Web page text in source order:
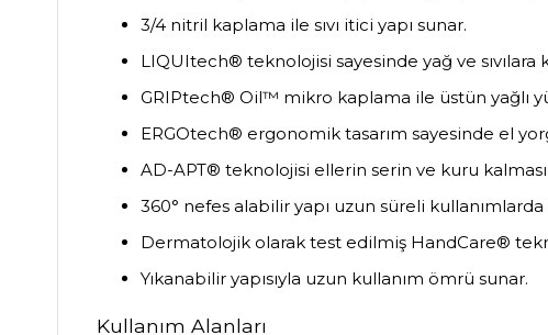
3/4 nitril kaplama ile sıvı itici yapı sunar.
LIQUItech® teknolojisi sayesinde yağ ve sıvılara
GRIPtech® Oil™ mikro kaplama ile üstün yağlı
ERGOtech® ergonomik tasarım sayesinde el
AD-APT® teknolojisi ellerin serin ve kuru
360° nefes alabilir yapı uzun süreli
Dermatolojik olarak test edilmiş HandCare®
Yıkanabilir yapısıyla uzun kullanım ömrü sunar.
Kullanım Alanları